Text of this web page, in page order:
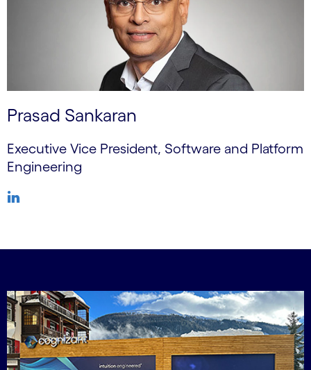
Prasad Sankaran
Executive Vice President, Software and Platform
Engineering